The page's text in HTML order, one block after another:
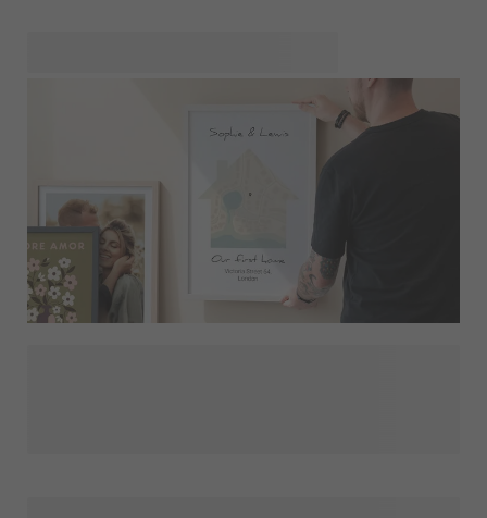
edullinen tupaantuliaislahja, jota hän käyttää ja kantaa